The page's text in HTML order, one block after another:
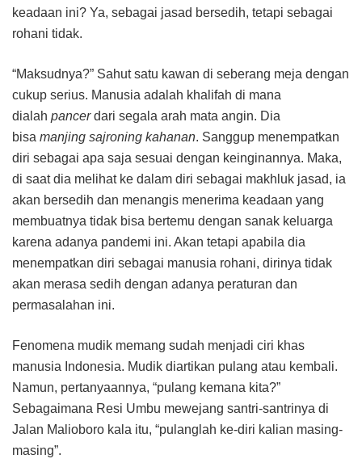
keadaan ini? Ya, sebagai jasad bersedih, tetapi sebagai
rohani tidak.
“Maksudnya?” Sahut satu kawan di seberang meja dengan
cukup serius. Manusia adalah khalifah di mana
dialah pancerdari segala arah mata angin. Dia
bisa manjing sajroning kahanan. Sanggup menempatkan
diri sebagai apa saja sesuai dengan keinginannya. Maka,
di saat dia melihat ke dalam diri sebagai makhluk jasad, ia
akan bersedih dan menangis menerima keadaan yang
membuatnya tidak bisa bertemu dengan sanak keluarga
karena adanya pandemi ini. Akan tetapi apabila dia
menempatkan diri sebagai manusia rohani, dirinya tidak
akan merasa sedih dengan adanya peraturan dan
permasalahan ini.
Fenomena mudik memang sudah menjadi ciri khas
manusia Indonesia. Mudik diartikan pulang atau kembali.
Namun, pertanyaannya, “pulang kemana kita?”
Sebagaimana Resi Umbu mewejang santri-santrinya di
Jalan Malioboro kala itu, “pulanglah ke-diri kalian masing-
masing”.